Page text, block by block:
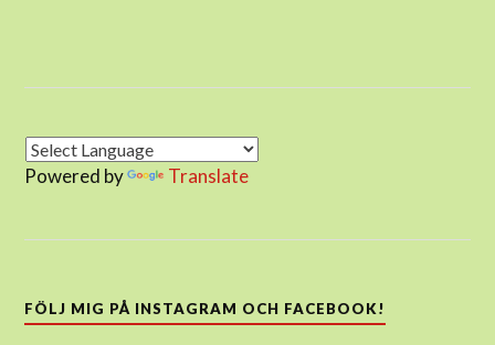
Powered by Translate
FÖLJ MIG PÅ INSTAGRAM OCH FACEBOOK!